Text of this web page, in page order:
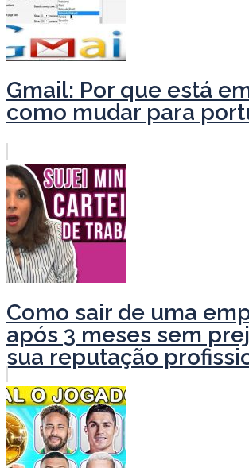
Gmail: Por que está
como mudar para
Como sair de uma
após 3 meses sem
sua reputação